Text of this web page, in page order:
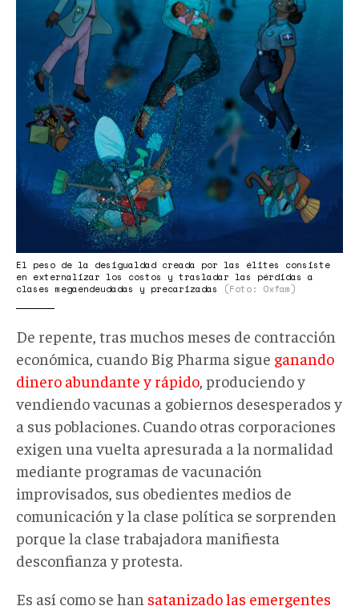
El peso de la desigualdad creada por las élites consiste
en externalizar los costos y trasladar las pérdidas a
clases megaendeudadas y precarizadas
(Foto: Oxfam)
De repente, tras muchos meses de contracción
económica, cuando Big Pharma sigue ganando
dinero abundante y rápido , produciendo y
vendiendo vacunas a gobiernos desesperados y
a sus poblaciones. Cuando otras corporaciones
exigen una vuelta apresurada a la normalidad
mediante programas de vacunación
improvisados, sus obedientes medios de
comunicación y la clase política se sorprenden
porque la clase trabajadora manifiesta
desconfianza y protesta.
Es así como se han satanizado las emergentes